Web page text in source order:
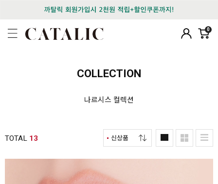
0
COLLECTION
나르시스 컬렉션
TOTAL 13